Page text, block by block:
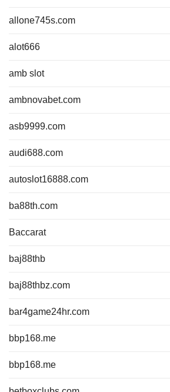
allone745s.com
alot666
amb slot
ambnovabet.com
asb9999.com
audi688.com
autoslot16888.com
ba88th.com
Baccarat
baj88thb
baj88thbz.com
bar4game24hr.com
bbp168.me
bbp168.me